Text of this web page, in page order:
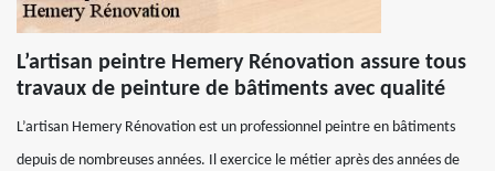
L’artisan peintre Hemery Rénovation assure tous
travaux de peinture de bâtiments avec qualité
L’artisan Hemery Rénovation est un professionnel peintre en bâtiments
depuis de nombreuses années. Il exercice le métier après des années de